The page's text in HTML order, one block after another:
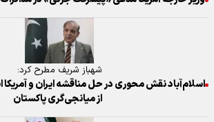
شهباز شریف مطرح کرد:
اسلام‌آباد نقش محوری در حل مناقشه ایران و
از میانجی‌گری پاکستان